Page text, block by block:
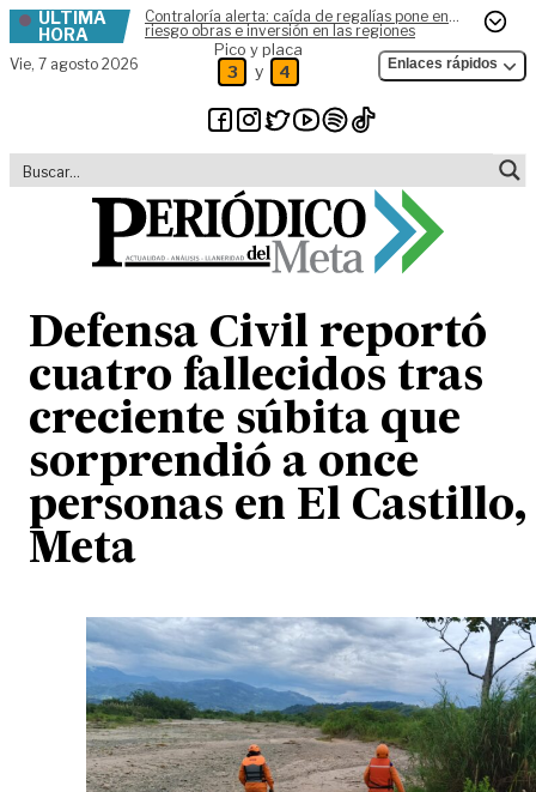
Skip to content
ÚLTIMA
HORA
Contraloría alerta: caída de regalías pone en
riesgo obras e inversión en las regiones
Vie, 7 agosto 2026
Pico y placa
3 y 4 Enlaces rápidos
Defensa Civil reportó
cuatro fallecidos tras
creciente súbita que
sorprendió a once
personas en El Castillo,
Meta